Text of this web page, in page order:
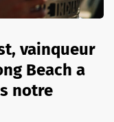
vainqueur
Beach a
notre